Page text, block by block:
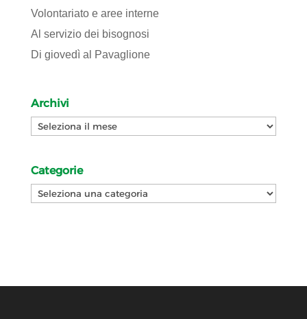
Volontariato e aree interne
Al servizio dei bisognosi
Di giovedì al Pavaglione
Archivi
Archivi
Categorie
Categorie